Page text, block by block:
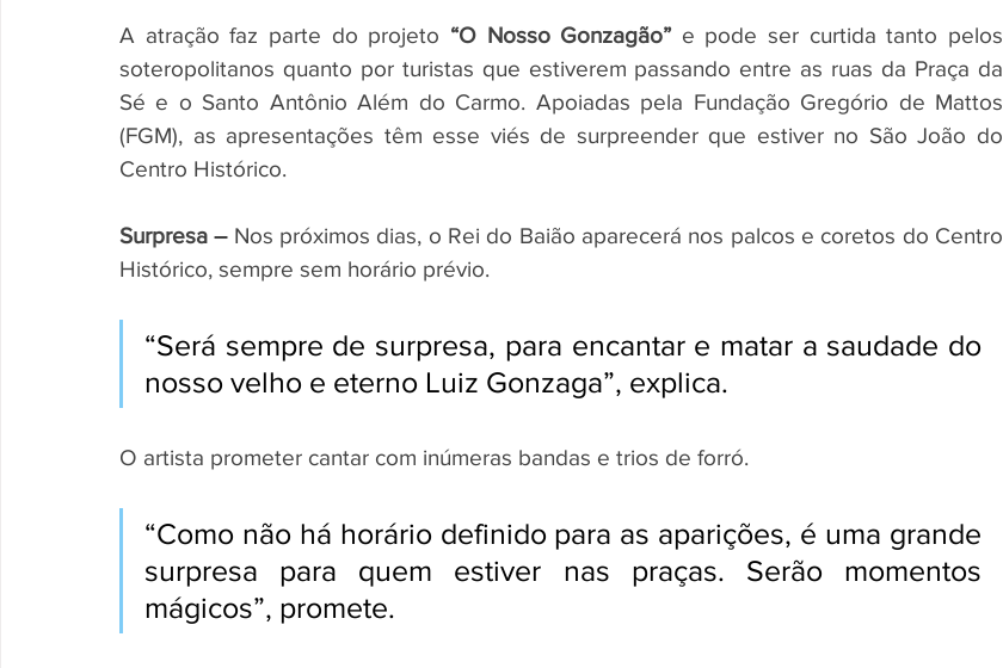
A atração faz parte do projeto “O Nosso Gonzagão” e pode ser curtida tanto pelos
soteropolitanos quanto por turistas que estiverem passando entre as ruas da Praça da
Sé e o Santo Antônio Além do Carmo. Apoiadas pela Fundação Gregório de Mattos
(FGM), as apresentações têm esse viés de surpreender que estiver no São João do
Centro Histórico.
Surpresa – Nos próximos dias, o Rei do Baião aparecerá nos palcos e coretos do Centro
Histórico, sempre sem horário prévio.
“Será sempre de surpresa, para encantar e matar a saudade do
nosso velho e eterno Luiz Gonzaga”, explica.
O artista prometer cantar com inúmeras bandas e trios de forró.
“Como não há horário definido para as aparições, é uma grande
surpresa para quem estiver nas praças. Serão momentos
mágicos”, promete.